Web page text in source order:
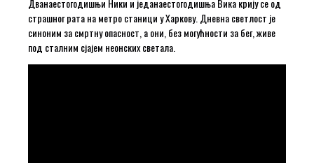
Дванаестогодишњи Ники и једанаестогодишња Вика крију се од
страшног рата на метро станици у Харкову. Дневна светлост је
синоним за смртну опасност, а они, без могућности за бег, живе
под сталним сјајем неонских светала.